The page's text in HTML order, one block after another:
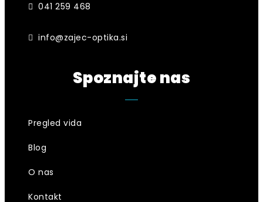
041 259 468
info@zajec-optika.si
Spoznajte nas
Pregled vida
Blog
O nas
Kontakt